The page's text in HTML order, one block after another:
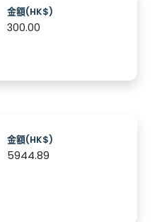
金額(HK$)
300.00
金額(HK$)
5944.89